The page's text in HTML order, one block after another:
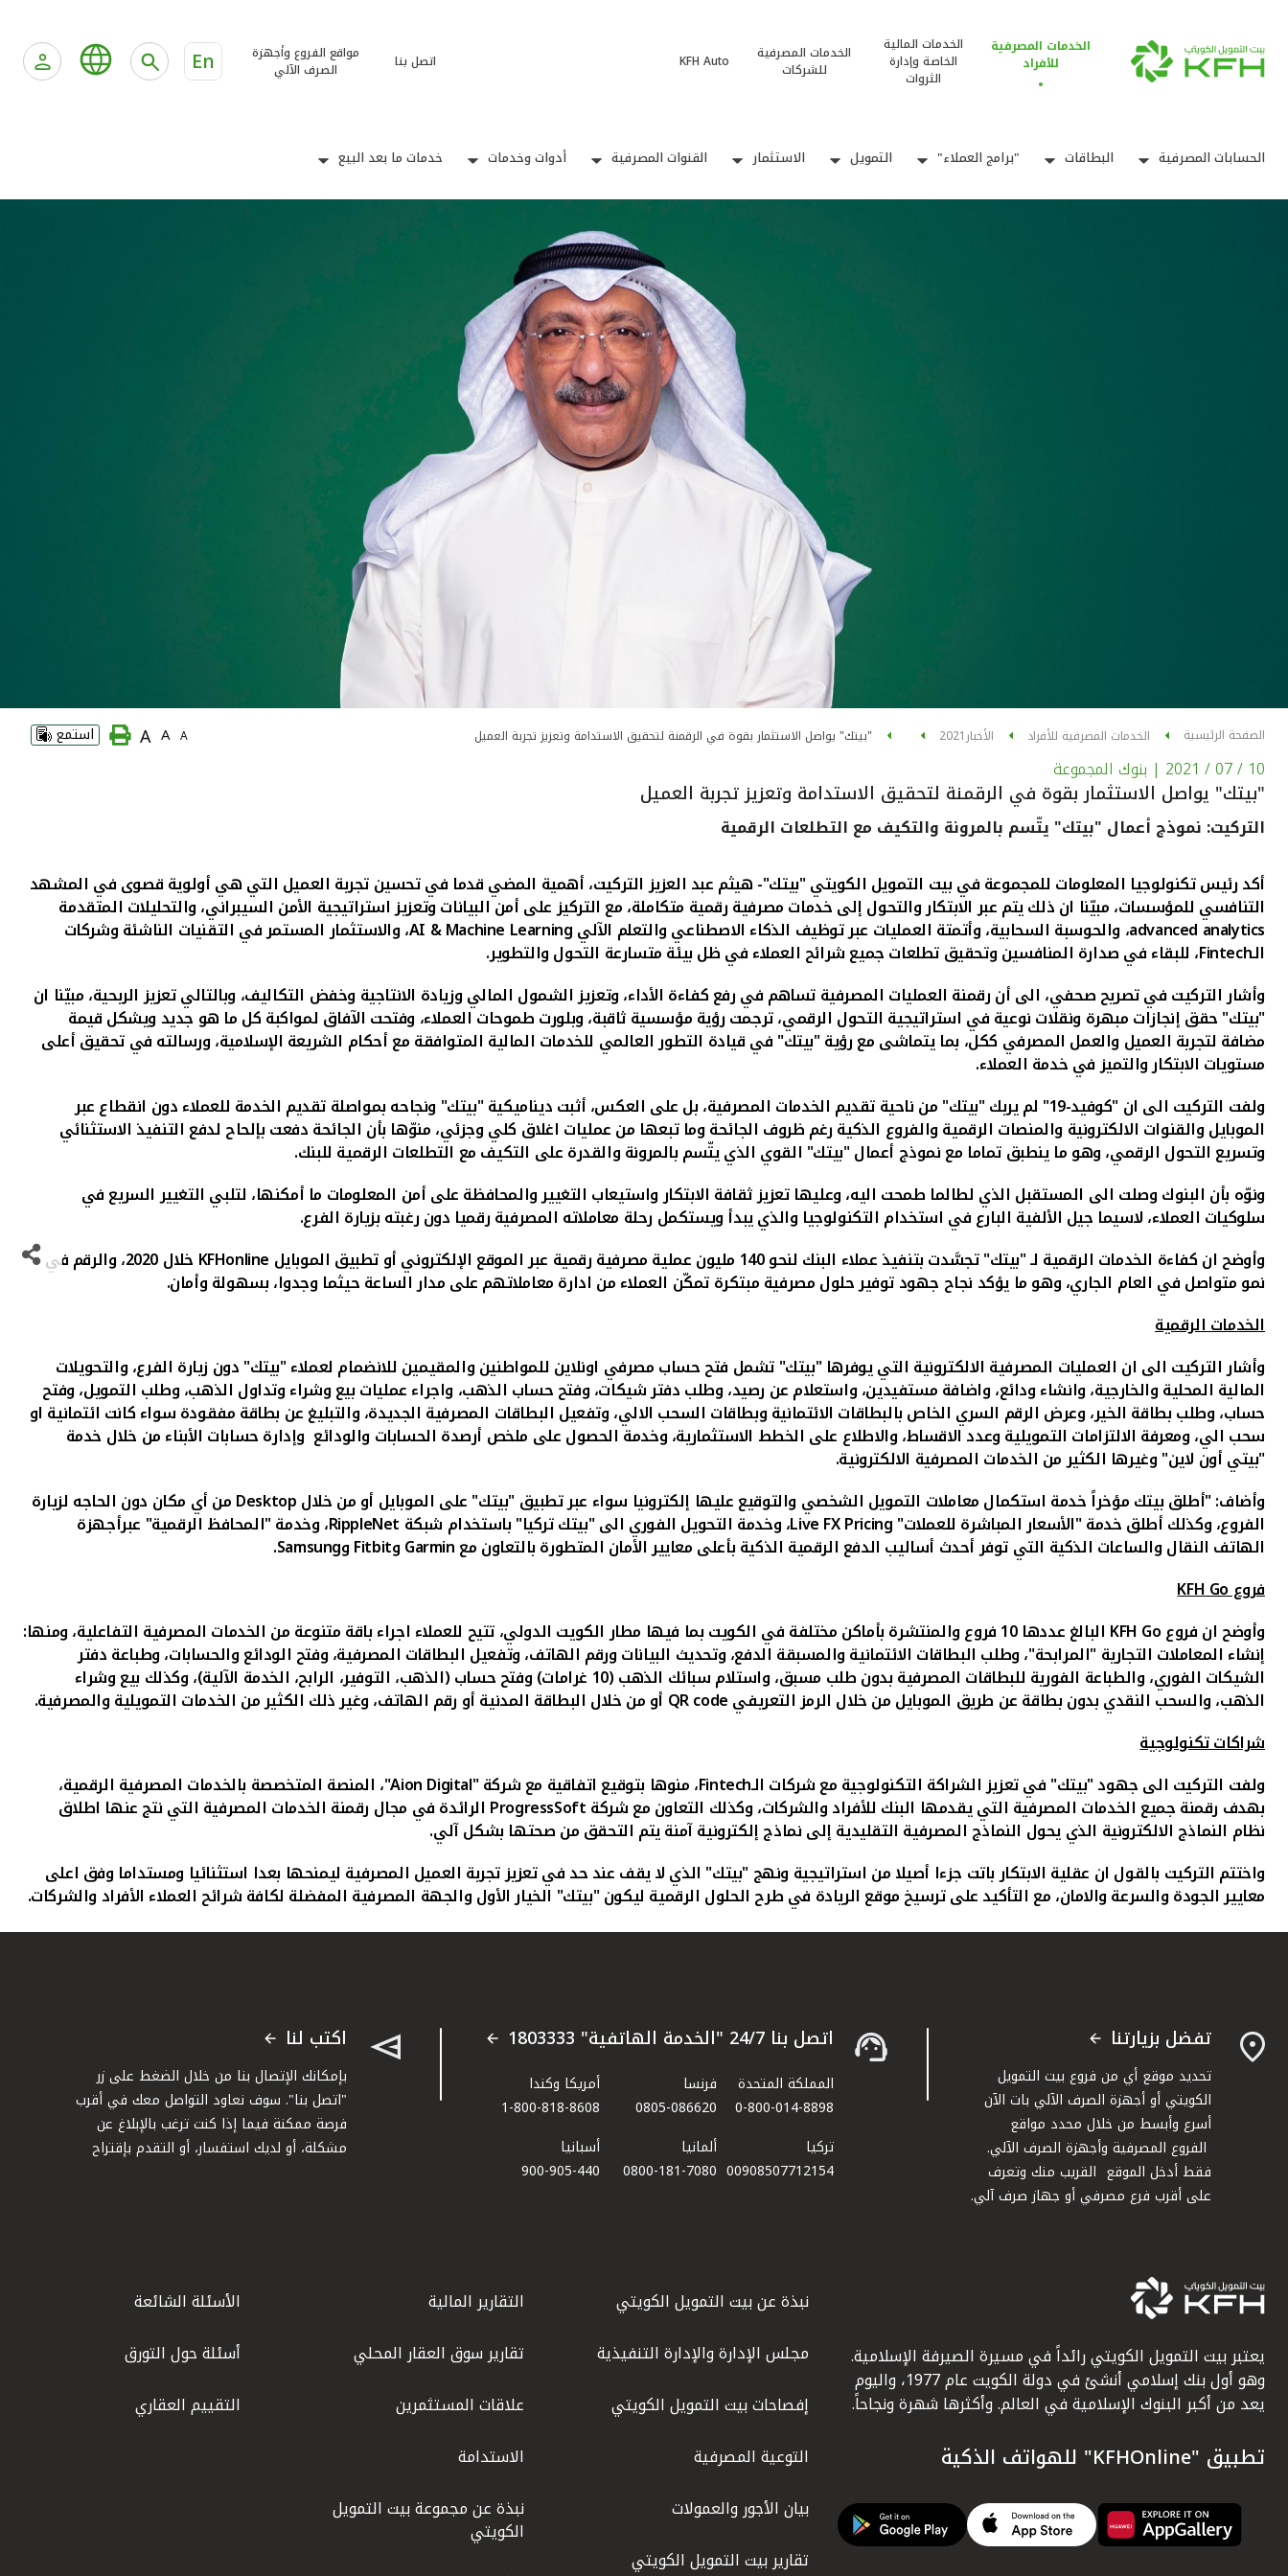
الخدمات المصرفية
للأفراد
الخدمات المالية
الخاصة وإدارة
الثروات
الخدمات المصرفية
للشركات
KFH Auto اتصل بنا
مواقع الفروع وأجهزة
الصرف الآلي
En
الحسابات المصرفية البطاقات "برامج العملاء" التمويل الاستثمار القنوات المصرفية أدوات وخدمات خدمات ما بعد البيع
الصفحة الرئيسية الخدمات المصرفية للأفراد الأخبار2021 "بيتك" يواصل الاستثمار بقوة في الرقمنة لتحقيق الاستدامة وتعزيز تجربة العميل A
A
A استمع
10 / 07 / 2021 | بنوك المجموعة
"بيتك" يواصل الاستثمار بقوة في الرقمنة لتحقيق الاستدامة وتعزيز تجربة العميل
التركيت: نموذج أعمال "بيتك" يتّسم بالمرونة والتكيف مع التطلعات الرقمية
أكد رئيس تكنولوجيا المعلومات للمجموعة في بيت التمويل الكويتي "بيتك"- هيثم عبد العزيز التركيت، أهمية المضي قدما في تحسين تجربة العميل التي هي أولوية قصوى في المشهد
التنافسي للمؤسسات، مبيّنا ان ذلك يتم عبر الابتكار والتحول إلى خدمات مصرفية رقمية متكاملة، مع التركيز على أمن البياناتوتعزيز استراتيجية الأمن السيبراني، والتحليلات المتقدمة
advanced analytics، والحوسبة السحابية، وأتمتة العمليات عبر توظيف الذكاء الاصطناعيوالتعلم الآليAI & Machine Learning، والاستثمار المستمر في التقنيات الناشئة وشركات
الـFintech، للبقاء في صدارة المنافسين وتحقيق تطلعات جميع شرائح العملاء في ظل بيئة متسارعة التحول والتطوير.
وأشار التركيت في تصريح صحفي، الى أن رقمنة العمليات المصرفية تساهم في رفع كفاءة الأداء، وتعزيز الشمول المالي وزيادة الانتاجية وخفض التكاليف، وبالتالي تعزيز الربحية، مبيّنا ان
"بيتك" حقق إنجازات مبهرة ونقلات نوعية في استراتيجية التحول الرقمي، ترجمت رؤية مؤسسية ثاقبة، وبلورت طموحات العملاء، وفتحت الآفاق لمواكبة كل ما هو جديد ويشكل قيمة
مضافة لتجربة العميل والعمل المصرفي ككل، بما يتماشى مع رؤية "بيتك" في قيادة التطور العالمي للخدمات المالية المتوافقة مع أحكام الشريعة الإسلامية، ورسالته في تحقيق أعلى
مستويات الابتكار والتميز في خدمة العملاء.
ولفت التركيت الى ان "كوفيد-19" لم يربك "بيتك" من ناحية تقديم الخدمات المصرفية، بل على العكس، أثبت ديناميكية "بيتك" ونجاحه بمواصلة تقديم الخدمة للعملاء دون انقطاع عبر
الموبايل والقنوات الالكترونية والمنصات الرقمية والفروع الذكيةرغم ظروف الجائحة وما تبعها من عمليات اغلاق كلي وجزئي، منوّها بأن الجائحة دفعت بإلحاح لدفع التنفيذ الاستثنائي
وتسريع التحول الرقمي، وهو ما ينطبق تماما مع نموذج أعمال "بيتك" القوي الذي يتّسم بالمرونة والقدرة على التكيف مع التطلعات الرقمية للبنك.
ونوّه بأن البنوك وصلت الى المستقبل الذي لطالما طمحت اليه، وعليها تعزيز ثقافة الابتكار واستيعاب التغيير والمحافظة على أمن المعلومات ما أمكنها، لتلبي التغيير السريع في
سلوكيات العملاء، لاسيما جيل الألفية البارع في استخدام التكنولوجيا والذي يبدأ ويستكمل رحلة معاملاته المصرفية رقميا دون رغبته بزيارة الفرع.
وأوضح ان كفاءة الخدمات الرقمية لـ "بيتك" تجسَّدت بتنفيذ عملاء البنك لنحو 140 مليون عملية مصرفية رقمية عبر الموقع الإلكتروني أو تطبيق الموبايل
KFHonline خلال 2020، والرقم في
نمو متواصل في العام الجاري، وهو ما يؤكد نجاح جهود توفير حلول مصرفية مبتكرة تمكّن العملاء من ادارة معاملاتهم على مدار الساعة حيثما وجدوا، بسهولة وأمان.
الخدمات الرقمية
وأشار التركيت الى ان العمليات المصرفية الالكترونية التي يوفرها "بيتك" تشمل فتح حساب مصرفي اونلاين للمواطنين والمقيمين للانضمام لعملاء "بيتك" دون زيارة الفرع، والتحويلات
المالية المحلية والخارجية، وانشاء ودائع، واضافة مستفيدين، واستعلام عن رصيد، وطلب دفتر شيكات، وفتح حساب الذهب، واجراء عمليات بيع وشراء وتداول الذهب، وطلب التمويل، وفتح
حساب، وطلب بطاقة الخير، وعرض الرقم السري الخاص بالبطاقات الائتمانية وبطاقات السحب الالي، وتفعيل البطاقات المصرفية الجديدة، والتبليغ عن بطاقة مفقودة سواء كانت ائتمانية او
سحب الي، ومعرفة الالتزامات التمويلية وعدد الاقساط، والاطلاع على الخطط الاستثمارية، وخدمة الحصول على ملخص أرصدة الحسابات والودائع وإدارة حسابات الأبناء من خلال خدمة
"بيتي أون لاين" وغيرها الكثير من الخدمات المصرفية الالكترونية.
وأضاف: "أطلق بيتك مؤخراً خدمة استكمال معاملات التمويل الشخصي والتوقيع عليها إلكترونيا سواء عبر تطبيق "بيتك" على الموبايل أو من خلالDesktopمن أي مكان دون الحاجه لزيارة
الفروع، وكذلك أطلق خدمة "الأسعار المباشرة للعملات"Live FX Pricing، وخدمة التحويل الفوري الى "بيتك تركيا" باستخدام شبكة RippleNet، وخدمة "المحافظ الرقمية" عبرأجهزة
الهاتف النقال والساعات الذكية التي توفر أحدث أساليب الدفع الرقمية الذكية بأعلى معايير الأمان المتطورة بالتعاون معGarminوFitbitوSamsung
.
فروعKFH Go
وأوضح ان فروعKFH Go البالغ عددها 10 فروع والمنتشرة بأماكن مختلفة في الكويت بما فيها مطار الكويت الدولي ، تتيح للعملاء اجراء باقة متنوعة من الخدمات المصرفية التفاعلية، ومنها:
إنشاء المعاملات التجارية "المرابحة"، وطلب البطاقات الائتمانية والمسبقة الدفع، وتحديث البيانات ورقم الهاتف، وتفعيل البطاقات المصرفية، وفتح الودائع والحسابات، وطباعة دفتر
الشيكات الفوري، والطباعة الفورية للبطاقات المصرفية بدون طلب مسبق، واستلام سبائك الذهب (10 غرامات) وفتح حساب (الذهب، التوفير، الرابح، الخدمة الآلية)، وكذلك بيع وشراء
الذهب، والسحب النقدي بدون بطاقة عن طريق الموبايل من خلال الرمز التعريفيQR code أو من خلال البطاقة المدنية أو رقم الهاتف، وغير ذلك الكثير من الخدمات التمويلية والمصرفية.
شراكات تكنولوجية
ولفت التركيت الى جهود "بيتك" في تعزيز الشراكة التكنولوجية مع شركات الـFintech، منوها بتوقيع اتفاقية مع شركة "Aion Digital"، المنصة المتخصصة بالخدمات المصرفية الرقمية،
بهدف رقمنة جميع الخدمات المصرفية التي يقدمها البنك للأفراد والشركات، وكذلك التعاون مع شركةProgressSoft الرائدة في مجال رقمنة الخدمات المصرفية التي نتج عنها اطلاق
نظام النماذج الالكترونية الذي يحول النماذج المصرفية التقليدية إلى نماذج إلكترونية آمنة يتم التحقق من صحتها بشكل آلي.
واختتم التركيت بالقول ان عقلية الابتكار باتت جزءا أصيلا من استراتيجية ونهج "بيتك" الذي لا يقف عند حد في تعزيز تجربة العميل المصرفية ليمنحها بعدا استثنائيا ومستداما وفق اعلى
معايير الجودة والسرعة والامان، مع التأكيد على ترسيخ موقع الريادة في طرح الحلول الرقمية ليكون "بيتك" الخيار الأول والجهة المصرفية المفضلة لكافة شرائح العملاء الأفراد والشركات.
تفضل بزيارتنا
تحديد موقع أي من فروع بيت التمويل
الكويتي أو أجهزة الصرف الآلي بات الآن
أسرع وأبسط من خلال محدد مواقع
الفروع المصرفية وأجهزة الصرف الآلي.
فقط أدخل الموقع القريب منك وتعرف
على أقرب فرع مصرفي أو جهاز صرف آلي.
اتصل بنا 24/7 "الخدمة الهاتفية" 1803333
المملكة المتحدة
0-800-014-8898
فرنسا
0805-086620
أمريكا وكندا
1-800-818-8608
تركيا
00908507712154​
ألمانيا
0800-181-7080
أسبانيا
900-905-440
اكتب لنا
بإمكانك الإتصال بنا من خلال الضغط على زر
"اتصل بنا". سوف نعاود التواصل معك في أقرب
فرصة ممكنة فيما إذا كنت ترغب بالإبلاغ عن
مشكلة، أو لديك استفسار، أو التقدم بإقتراح
يعتبر بيت التمويل الكويتي رائداً في مسيرة الصيرفة الإسلامية.
وهو أول بنك إسلامي أنشئ في دولة الكويت عام 1977، واليوم
يعد من أكبر البنوك الإسلامية في العالم. وأكثرها شهرة ونجاحاً.
تطبيق "KFHOnline" للهواتف الذكية
نبذة عن بيت التمويل الكويتي
مجلس الإدارة والإدارة التنفيذية
إفصاحات بيت التمويل الكويتي
التوعية المصرفية
بيان الأجور والعمولات
تقارير بيت التمويل الكويتي
التقارير المالية
تقارير سوق العقار المحلي
علاقات المستثمرين
الاستدامة
نبذة عن مجموعة بيت التمويل
الكويتي
الأسئلة الشائعة
أسئلة حول التورق
التقييم العقاري